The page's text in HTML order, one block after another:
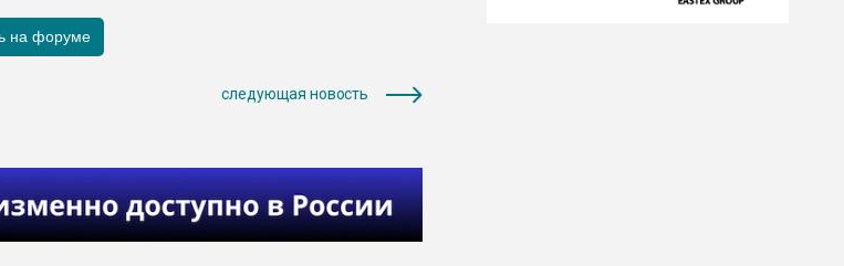
следующая новость